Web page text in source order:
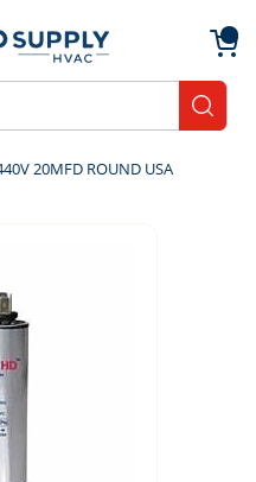
20MFD ROUND USA